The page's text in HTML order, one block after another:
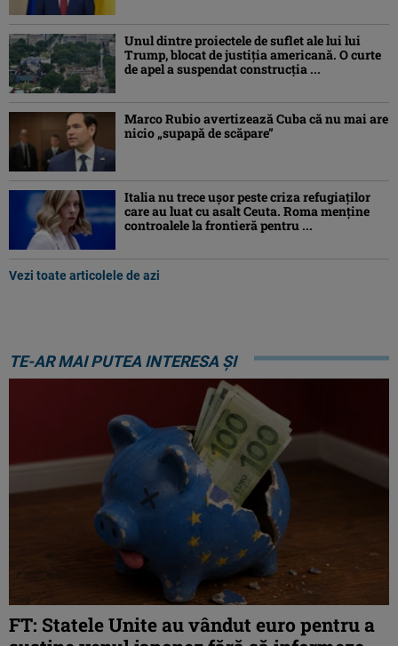
Unul dintre proiectele de suflet ale lui lui
Trump, blocat de justiția americană. O curte
de apel a suspendat construcția ...
Marco Rubio avertizează Cuba că nu mai are
nicio „supapă de scăpare”
Italia nu trece ușor peste criza refugiaților
care au luat cu asalt Ceuta. Roma menține
controalele la frontieră pentru ...
Vezi toate articolele de azi
TE-AR MAI PUTEA INTERESA ȘI
FT: Statele Unite au vândut euro pentru a